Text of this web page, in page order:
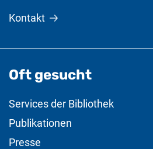
Kontakt
Oft gesucht
Services der Bibliothek
Publikationen
Presse